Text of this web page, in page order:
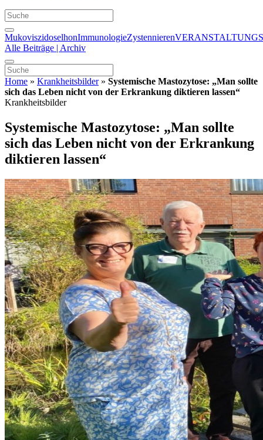
MukoviszidoselhonImmunologieZystennieren
Alle Beiträge | Archiv
Home » Krankheitsbilder» Systemische Mastozytose: „Man sollte
sich das Leben nicht von der Erkrankung diktieren lassen“
Krankheitsbilder
Systemische Mastozytose: „Man sollte
sich das Leben nicht von der Erkrankung
diktieren lassen“